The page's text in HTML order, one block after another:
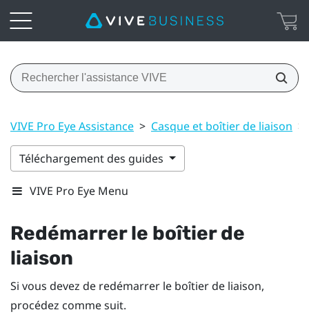
VIVE Pro Eye Assistance > Casque et boîtier de liaison >
Téléchargement des guides
VIVE Pro Eye Menu
Redémarrer le boîtier de
liaison
Si vous devez de redémarrer le boîtier de liaison,
procédez comme suit.